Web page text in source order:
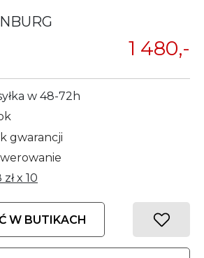
1 480,-
w 48-72h
gwarancji
złx 10
W BUTIKACH